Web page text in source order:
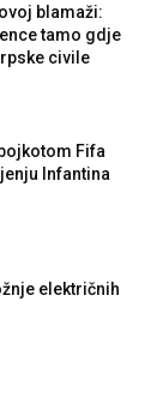
blamaži:
tamo gdje
civile
Fifa
Infantina
električnih